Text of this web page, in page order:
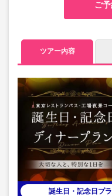
ご
ツアー内容
誕生日・記念日プ